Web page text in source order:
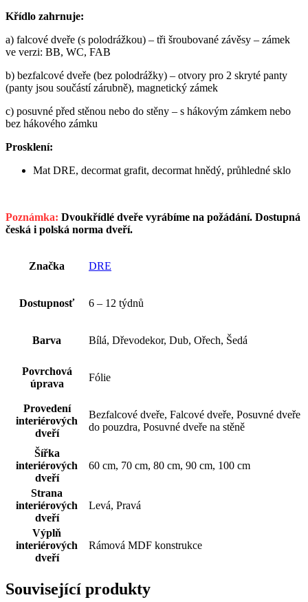
Křídlo zahrnuje:
a) falcové dveře (s polodrážkou) – tři šroubované závěsy – zámek
ve verzi: BB, WC, FAB
b) bezfalcové dveře (bez polodrážky) – otvory pro 2 skryté panty
(panty jsou součástí zárubně), magnetický zámek
c) posuvné před stěnou nebo do stěny – s hákovým zámkem nebo
bez hákového zámku
Prosklení:
Mat DRE, decormat grafit, decormat hnědý, průhledné sklo
Poznámka: Dvoukřídlé dveře vyrábíme na požádání. Dostupná
česká i polská norma dveří.
Značka DRE
Dostupnosť 6 – 12 týdnů
Barva Bílá, Dřevodekor, Dub, Ořech, Šedá
Povrchová
úprava
Fólie
Provedení
interiérových
dveří
Bezfalcové dveře, Falcové dveře, Posuvné dveře
do pouzdra, Posuvné dveře na stěně
Šířka
interiérových
dveří
60 cm, 70 cm, 80 cm, 90 cm, 100 cm
Strana
interiérových
dveří
Levá, Pravá
Výplň
interiérových
dveří
Rámová MDF konstrukce
Související produkty